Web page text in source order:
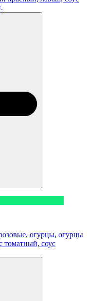
огурцы, огурцы
томатный, соус